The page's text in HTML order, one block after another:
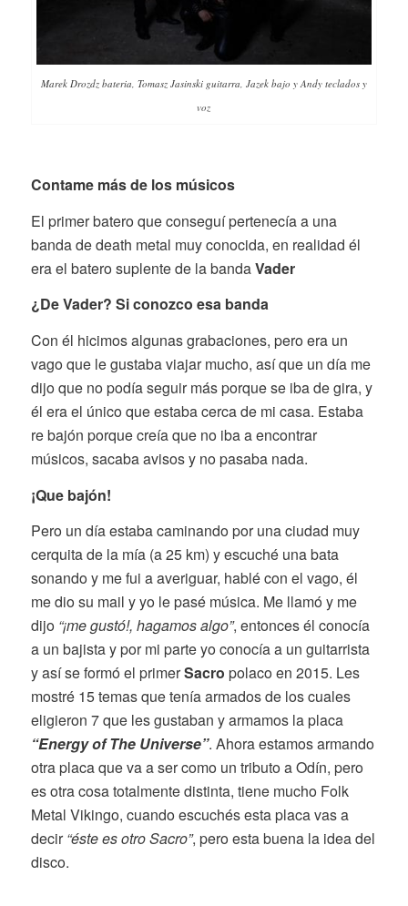
Marek Drozdz bateria, Tomasz Jasinski guitarra, Jazek bajo y Andy teclados y
voz
Contame más de los músicos
El primer batero que conseguí pertenecía a una
banda de death metal muy conocida, en realidad él
era el batero suplente de la bandaVader
¿De Vader? Si conozco esa banda
Con él hicimos algunas grabaciones, pero era un
vago que le gustaba viajar mucho, así que un día me
dijo que no podía seguir más porque se iba de gira, y
él era el único que estaba cerca de mi casa. Estaba
re bajón porque creía que no iba a encontrar
músicos, sacaba avisos y no pasaba nada.
¡Que bajón!
Pero un día estaba caminando por una ciudad muy
cerquita de la mía (a 25 km) y escuché una bata
sonando y me fui a averiguar, hablé con el vago, él
me dio su mail y yo le pasé música. Me llamó y me
dijo “¡me gustó!, hagamos algo”, entonces él conocía
a un bajista y por mi parte yo conocía a un guitarrista
y así se formó el primerSacro polaco en 2015. Les
mostré 15 temas que tenía armados de los cuales
eligieron 7 que les gustaban y armamos la placa
“Energy of The Universe”. Ahora estamos armando
otra placa que va a ser como un tributo a Odín, pero
es otra cosa totalmente distinta, tiene mucho Folk
Metal Vikingo, cuando escuchés esta placa vas a
decir“éste es otro Sacro”, pero esta buena la idea del
disco.